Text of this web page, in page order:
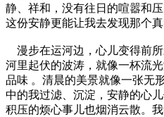
静、祥和，没有往日的喧嚣和
这份安静更能让我去发现那个真
漫步在运河边，心儿变得前
河里起伏的波涛，就像一杯流
品味 。清晨的美景就像一张无
中的我过滤、沉淀，安静的心
积压的烦心事儿也烟消云散。